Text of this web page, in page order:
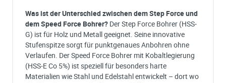
Was ist der Unterschied zwischen dem Step Force und
dem Speed Force Bohrer? Der Step Force Bohrer (HSS-
G) ist für Holz und Metall geeignet. Seine innovative
Stufenspitze sorgt für punktgenaues Anbohren ohne
Verlaufen. Der Speed Force Bohrer mit Kobaltlegierung
(HSS-E Co 5%) ist speziell für besonders harte
Materialien wie Stahl und Edelstahl entwickelt – dort wo